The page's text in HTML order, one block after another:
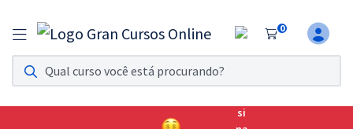
0
Assinatura Ilimitada 11
Acesso a todos os cursos. Teste grátis por 7 dias!
Assinatura OAB Até Passar